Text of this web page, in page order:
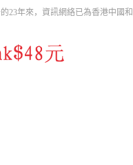
年來，資訊網絡已為香港中國